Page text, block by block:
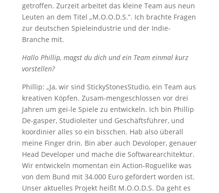
getroffen. Zurzeit arbeitet das kleine Team aus neun
Leuten an dem Titel „M.O.O.D.S.”. Ich brachte Fragen
zur deutschen Spieleindustrie und der Indie-
Branche mit.
Hallo Phillip, magst du dich und ein Team einmal kurz
vorstellen?
Phillip: „Ja, wir sind StickyStonesStudio, ein Team aus
kreativen Köpfen. Zusam-mengeschlossen vor drei
Jahren um gei-le Spiele zu entwickeln. Ich bin Phillip
De-gasper, Studioleiter und Geschäftsführer, und
koordinier alles so ein bisschen. Hab also überall
meine Finger drin. Bin aber auch Devoloper, genauer
Head Developer und mache die Softwarearchitektur.
Wir entwickeln momentan ein Action-Roguelike was
von dem Bund mit 34.000 Euro gefördert worden ist.
Unser aktuelles Projekt heißt M.O.O.D.S. Da geht es